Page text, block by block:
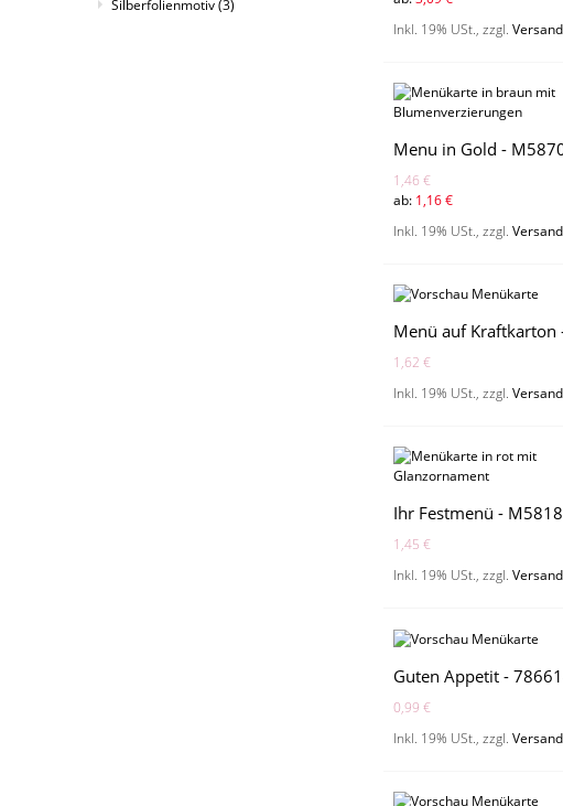
Inkl. 19% USt., zzgl.
Menu in Gold -
1,46 €
ab: 1,16 €
Inkl. 19% USt., zzgl.
1,62 €
Inkl. 19% USt., zzgl.
Ihr Festmenü - M5818
1,45 €
Inkl. 19% USt., zzgl.
Guten Appetit -
0,99 €
Inkl. 19% USt., zzgl.
Silberfolienmotiv(3)